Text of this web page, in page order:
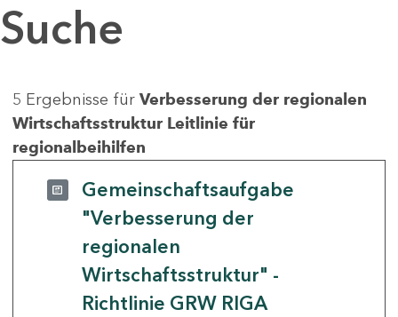
Suche
5 Ergebnisse für Verbesserung der regionalen
Wirtschaftsstruktur Leitlinie für
regionalbeihilfen
Gemeinschaftsaufgabe
"Verbesserung der
regionalen
Wirtschaftsstruktur" -
Richtlinie GRW RIGA